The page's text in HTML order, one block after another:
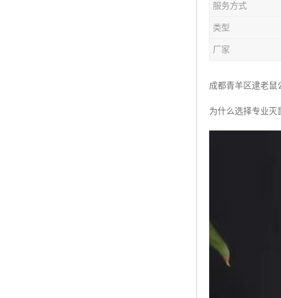
服务方式
类型
厂家
成都青羊区逮老鼠
为什么选择专业灭